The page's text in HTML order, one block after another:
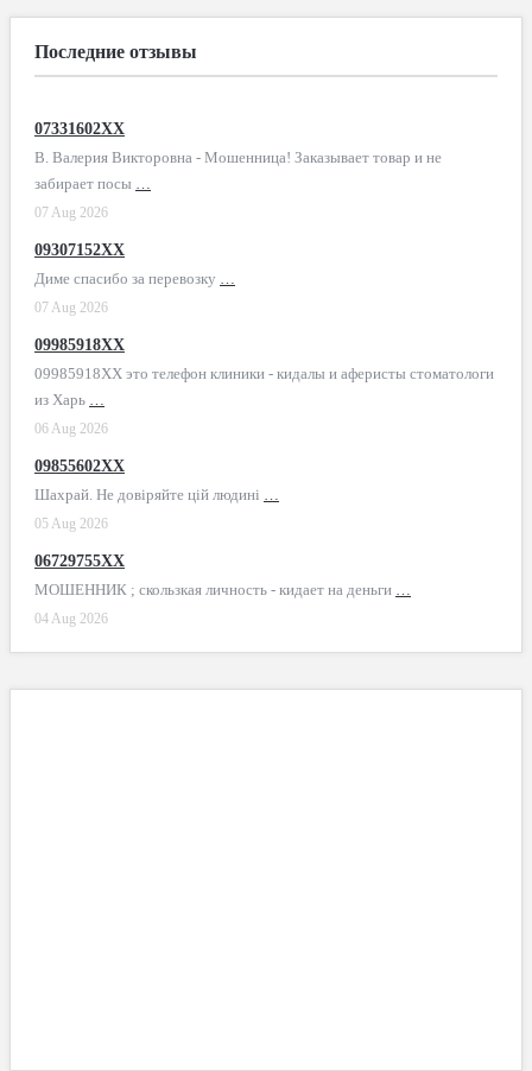
Последние отзывы
07331602XX
В. Валерия Викторовна - Мошенница! Заказывает товар и не
забирает посы …
07 Aug 2026
09307152XX
Диме спасибо за перевозку …
07 Aug 2026
09985918XX
09985918XX это телефон клиники - кидалы и аферисты стоматологи
из Харь …
06 Aug 2026
09855602XX
Шахрай. Не довіряйте цій людині …
05 Aug 2026
06729755XX
МОШЕННИК ; скользкая личность - кидает на деньги …
04 Aug 2026